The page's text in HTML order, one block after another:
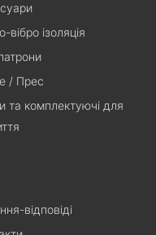
вібро ізоляція
/ Прес
та комплектуючі для
відповіді